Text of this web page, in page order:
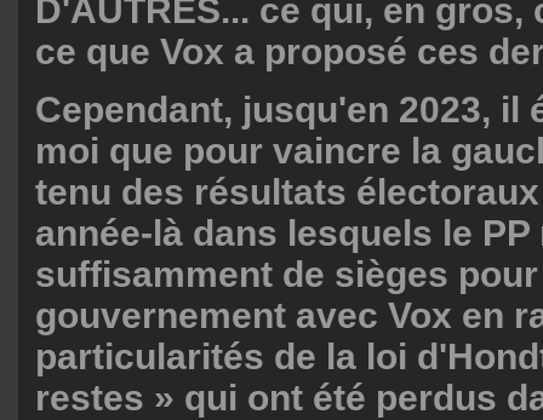
D'AUTRES... ce qui, en
ce que Vox a proposé ces
Cependant, jusqu'en 2023, il
moi que pour vaincre la
tenu des résultats
année-là dans lesquels le
suffisamment de sièges
gouvernement avec Vox en
particularités de la loi
restes » qui ont été perdus